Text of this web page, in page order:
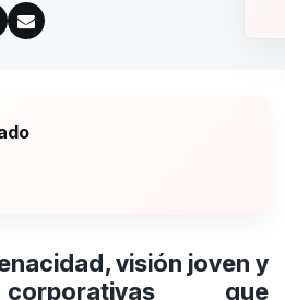
visión joven y
que